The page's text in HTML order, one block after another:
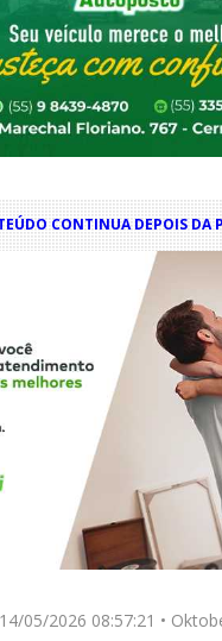
CONTINUA DEPOIS DA
05/2026 08:57:21 •